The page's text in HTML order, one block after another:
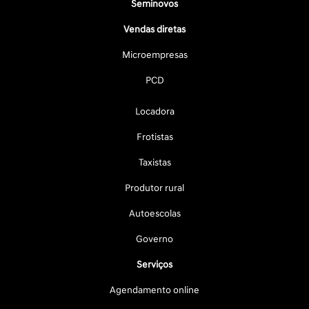
Seminovos
Vendas diretas
Microempresas
PCD
Locadora
Frotistas
Taxistas
Produtor rural
Autoescolas
Governo
Serviços
Agendamento online